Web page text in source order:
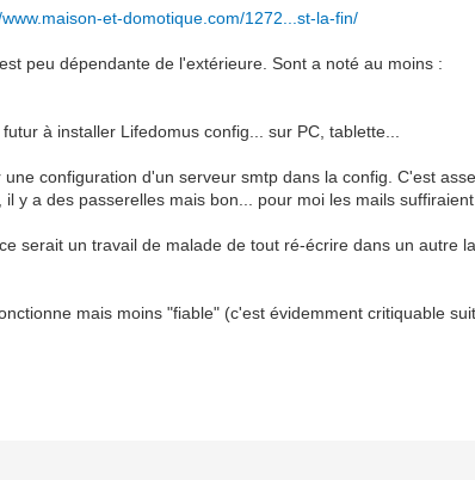
et-domotique.com/1272...st-la-fin/
peu dépendante de l'extérieure. Sont a noté au moins :
à installer Lifedomus config... sur PC, tablette...
configuration d'un serveur smtp dans la config. C'est
y a des passerelles mais bon... pour moi les mails suffiraient.
serait un travail de malade de tout ré-écrire dans un autre
mais moins "fiable" (c'est évidemment critiquable